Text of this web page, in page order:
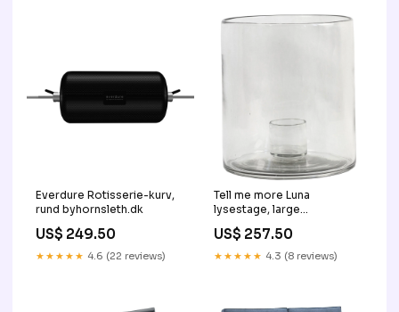
Everdure Rotisserie-kurv,
rund byhornsleth.dk
US$ 249.50
★★★★★ 4.6 (22 reviews)
Tell me more Luna
lysestage, large
Havemøbelland.dk
US$ 257.50
★★★★★ 4.3 (8 reviews)